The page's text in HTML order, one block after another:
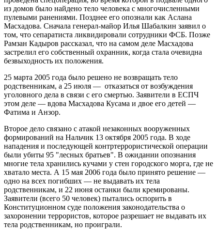
из домов было найдено тело человека с многочисленными
пулевыми ранениями. Позднее его опознали как Аслана
Масхадова. Сначала генерал-майор Илья Шабалкин заявил о
том, что сепаратиста ликвидировали сотрудники ФСБ. Позже
Рамзан Кадыров рассказал, что на самом деле Масхадова
застрелил его собственный охранник, когда стала очевидна
безвыходность их положения.
25 марта 2005 года было решено не возвращать тело
родственникам, а 25 июля — отказаться от возбуждения
уголовного дела в связи с его смертью. Заявители в ЕСПЧ
этом деле — вдова Масхадова Кусама и двое его детей —
Фатима и Анзор.
Второе дело связано с атакой незаконных вооруженных
формирований на Нальчик 13 октября 2005 года. В ходе
нападения и последующей контртеррористической операции
были убиты 95 "лесных братьев". В ожидании опознания
многие тела хранились кучами у стен городского морга, где не
хватало места. А 15 мая 2006 года было принято решение —
одно на всех погибших — не выдавать их тела
родственникам, и 22 июня останки были кремированы.
Заявители (всего 50 человек) пытались оспорить в
Конституционном суде положения законодательства о
захоронении террористов, которое разрешает не выдавать их
тела родственникам, но проиграли.